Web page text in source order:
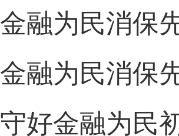
金融为民消保
金融为民消保
守好金融为民